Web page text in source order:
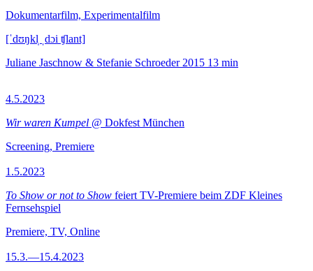
Dokumentarfilm, Experimentalfilm
[ˈdʊŋkl̩ ˌdɔi ʧlant]
Juliane Jaschnow & Stefanie Schroeder 2015 13 min
4.5.2023
Wir waren Kumpel @ Dokfest München
Screening, Premiere
1.5.2023
To Show or not to Show feiert TV-Premiere beim ZDF Kleines
Fernsehspiel
Premiere, TV, Online
15.3.—15.4.2023